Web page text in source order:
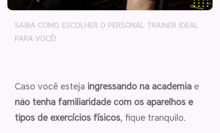
SAIBA COMO ESCOLHER O PERSONAL TRAINER IDEAL
PARA VOCÊ!
Caso você esteja ingressando na academia e
não tenha familiaridade com os aparelhos e
tipos de exercícios físicos, fique tranquilo.